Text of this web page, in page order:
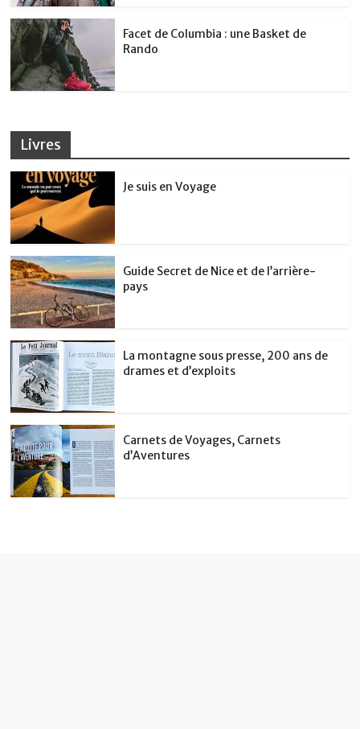
Facet de Columbia : une Basket de
Rando
Livres
Je suis en Voyage
Guide Secret de Nice et de l’arrière-
pays
La montagne sous presse, 200 ans de
drames et d’exploits
Carnets de Voyages, Carnets
d’Aventures